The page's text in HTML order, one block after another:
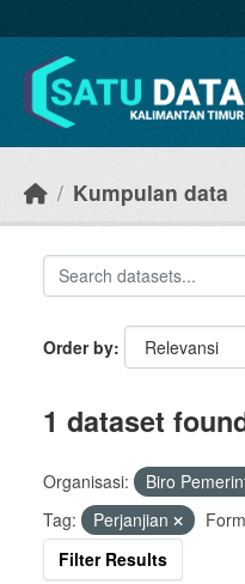
Kumpulan data
Order by
1 dataset
Organisasi:
Biro
Tag:
Perjanjian
Filter Results